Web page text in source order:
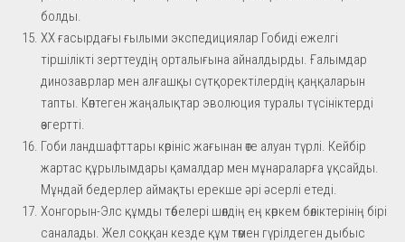
болды.
ХХ ғасырдағы ғылыми экспедициялар Гобиді ежелгі
тіршілікті зерттеудің орталығына айналдырды. Ғалымдар
динозаврлар мен алғашқы сүтқоректілердің қаңқаларын
тапты. Көптеген жаңалықтар эволюция туралы түсініктерді
өзгертті.
Гоби ландшафттары көрініс жағынан өте алуан түрлі. Кейбір
жартас құрылымдары қамалдар мен мұнараларға ұқсайды.
Мұндай бедерлер аймақты ерекше әрі әсерлі етеді.
Хонгорын-Элс құмды төбелері шөлдің ең көркем бөліктерінің бірі
саналады. Жел соққан кезде құм төмен гүрілдеген дыбыс